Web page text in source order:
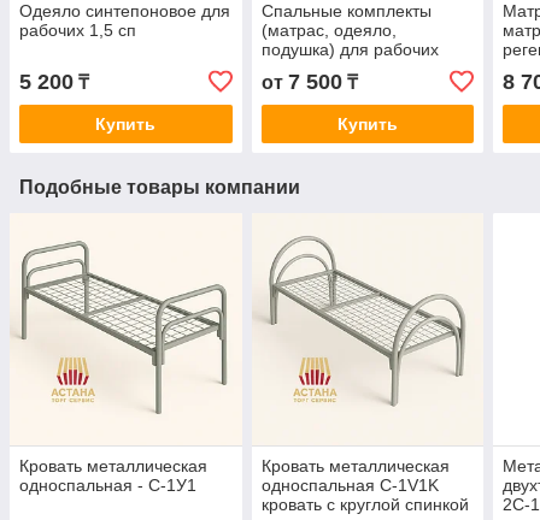
Одеяло синтепоновое для
рабочих 1,5 сп
5 200 ₸
Купить
Спальные комплекты
(матрас, одеяло,
подушка) для рабочих
от 7 500₸
Купить
8
Подобные товары компании
Кровать металлическая
односпальная - С-1У1
Кровать металлическая
односпальная C-1V1K
кровать с круглой спинкой
2С-